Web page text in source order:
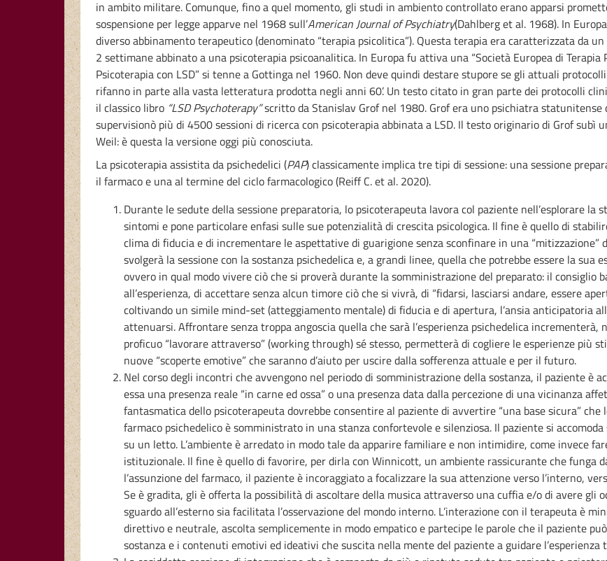
in ambito militare. Comunque, fino a quel momento, gli studi in ambiento controllato erano apparsi
sospensione per legge apparve nel 1968 sull’American Journal of Psychiatry(Dahlberg et al. 1968). In
diverso abbinamento terapeutico (denominato “terapia psicolitica”). Questa terapia era caratterizzata da
2 settimane abbinato a una psicoterapia psicoanalitica. In Europa fu attiva una “Società Europea di Terapia
Psicoterapia con LSD” si tenne a Gottinga nel 1960. Non deve quindi destare stupore se gli attuali
rifanno in parte alla vasta letteratura prodotta negli anni 60’. Un testo citato in gran parte dei protocolli
il classico libro “LSD Psychoterapy”scritto da Stanislav Grof nel 1980. Grof era uno psichiatra
supervisionò più di 4500 sessioni di ricerca con psicoterapia abbinata a LSD. Il testo originario di Grof subì
Weil: è questa la versione oggi più conosciuta.
La psicoterapia assistita da psichedelici (PAP) classicamente implica tre tipi di sessione: una sessione
il farmaco e una al termine del ciclo farmacologico (Reiff C. et al. 2020).
Durante le sedute della sessione preparatoria, lo psicoterapeuta lavora col paziente nell’esplorare la
sintomi e pone particolare enfasi sulle sue potenzialità di crescita psicologica. Il fine è quello di
clima di fiducia e di incrementare le aspettative di guarigione senza sconfinare in una “mitizzazione”
svolgerà la sessione con la sostanza psichedelica e, a grandi linee, quella che potrebbe essere la sua
ovvero in qual modo vivere ciò che si proverà durante la somministrazione del preparato: il consiglio
all’esperienza, di accettare senza alcun timore ciò che si vivrà, di “fidarsi, lasciarsi andare, essere
coltivando un simile mind-set (atteggiamento mentale) di fiducia e di apertura, l’ansia anticipatoria
attenuarsi. Affrontare senza troppa angoscia quella che sarà l’esperienza psichedelica
proficuo “lavorare attraverso” (working through) sé stesso, permetterà di cogliere le esperienze più
nuove “scoperte emotive” che saranno d’aiuto per uscire dalla sofferenza attuale e per il futuro.
Nel corso degli incontri che avvengono nel periodo di somministrazione della sostanza, il paziente è
essa una presenza reale “in carne ed ossa” o una presenza data dalla percezione di una vicinanza
fantasmatica dello psicoterapeuta dovrebbe consentire al paziente di avvertire “una base sicura”
farmaco psichedelico è somministrato in una stanza confortevole e silenziosa. Il paziente si
su un letto. L’ambiente è arredato in modo tale da apparire familiare e non intimidire, come invece
istituzionale. Il fine è quello di favorire, per dirla con Winnicott, un ambiente rassicurante che funga
l’assunzione del farmaco, il paziente è incoraggiato a focalizzare la sua attenzione verso l’interno,
Se è gradita, gli è offerta la possibilità di ascoltare della musica attraverso una cuffia e/o di avere gli
sguardo all’esterno sia facilitata l’osservazione del mondo interno. L’interazione con il terapeuta è
direttivo e neutrale, ascolta semplicemente in modo empatico e partecipe le parole che il paziente
sostanza e i contenuti emotivi ed ideativi che suscita nella mente del paziente a guidare l’esperienza